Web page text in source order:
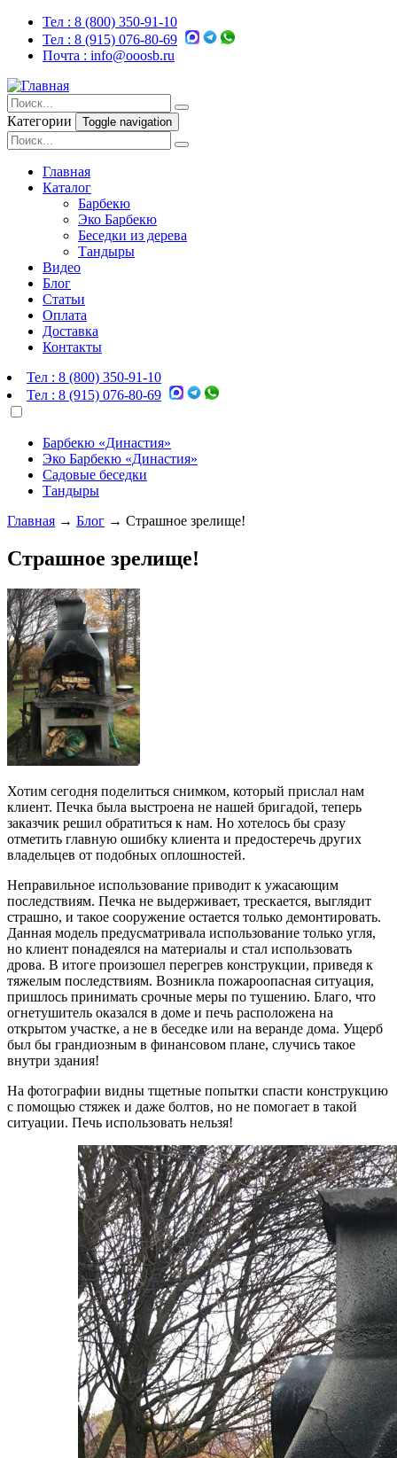
Тел : 8 (800) 350-91-10
Тел : 8 (915) 076-80-69
Почта : info@ooosb.ru
Категории Toggle navigation
Главная
Каталог
Барбекю
Эко Барбекю
Беседки из дерева
Тандыры
Видео
Блог
Статьи
Оплата
Доставка
Контакты
Тел : 8 (800) 350-91-10
Тел : 8 (915) 076-80-69
Барбекю «Династия»
Эко Барбекю «Династия»
Садовые беседки
Тандыры
Главная → Блог → Страшное зрелище!
Страшное зрелище!
Хотим сегодня поделиться снимком, который прислал нам
клиент. Печка была выстроена не нашей бригадой, теперь
заказчик решил обратиться к нам. Но хотелось бы сразу
отметить главную ошибку клиента и предостеречь других
владельцев от подобных оплошностей.
Неправильное использование приводит к ужасающим
последствиям. Печка не выдерживает, трескается, выглядит
страшно, и такое сооружение остается только демонтировать.
Данная модель предусматривала использование только угля,
но клиент понадеялся на материалы и стал использовать
дрова. В итоге произошел перегрев конструкции, приведя к
тяжелым последствиям. Возникла пожароопасная ситуация,
пришлось принимать срочные меры по тушению. Благо, что
огнетушитель оказался в доме и печь расположена на
открытом участке, а не в беседке или на веранде дома. Ущерб
был бы грандиозным в финансовом плане, случись такое
внутри здания!
На фотографии видны тщетные попытки спасти конструкцию
с помощью стяжек и даже болтов, но не помогает в такой
ситуации. Печь использовать нельзя!